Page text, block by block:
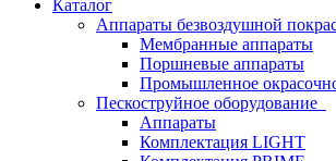
Каталог
Аппараты безвоздушной
Мембранные аппараты
Поршневые аппараты
Промышленное
Пескоструйное оборудование
Аппараты
Комплектация LIGHT